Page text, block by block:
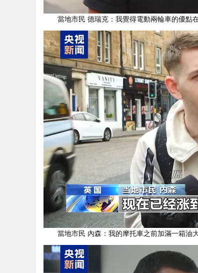
當地市民 德瑞克：我覺得電動兩輪車的優點在
當地市民 內森：我的摩托車之前加滿一箱油大